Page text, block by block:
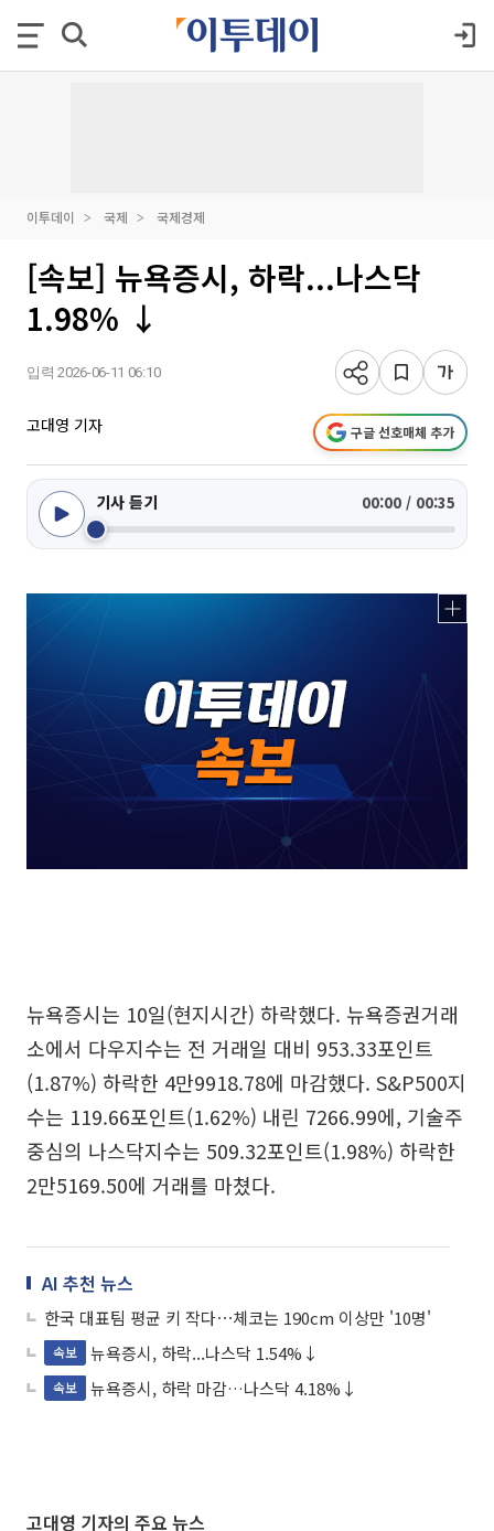
이투데이 국제 국제경제
[속보] 뉴욕증시, 하락...나스닥
1.98% ↓
입력 2026-06-11 06:10
고대영 기자 구글 선호매체 추가
기사 듣기 00:00 / 00:35
뉴욕증시는 10일(현지시간) 하락했다. 뉴욕증권거래
소에서 다우지수는 전 거래일 대비 953.33포인트
(1.87%) 하락한 4만9918.78에 마감했다. S&P500지
수는 119.66포인트(1.62%) 내린 7266.99에, 기술주
중심의 나스닥지수는 509.32포인트(1.98%) 하락한
2만5169.50에 거래를 마쳤다.
AI 추천 뉴스
한국 대표팀 평균 키 작다⋯체코는 190cm 이상만 '10명'
속보 뉴욕증시, 하락...나스닥 1.54%↓
속보 뉴욕증시, 하락 마감…나스닥 4.18%↓
고대영 기자의 주요 뉴스